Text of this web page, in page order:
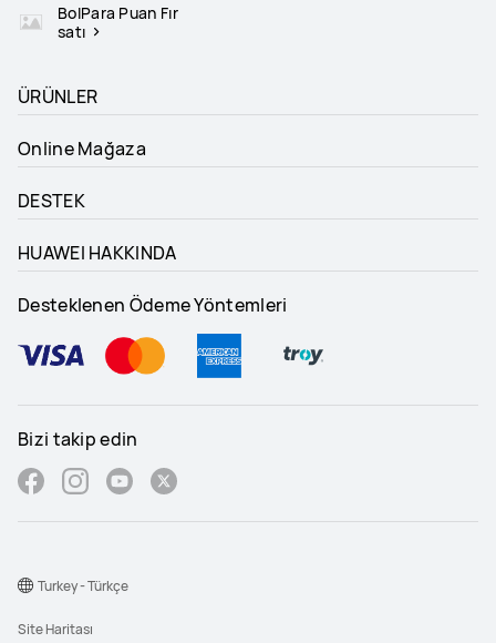
BolPara Puan Fır
satı
ÜRÜNLER
Online Mağaza
DESTEK
HUAWEI HAKKINDA
Desteklenen Ödeme Yöntemleri
Bizi takip edin
Site Haritası
Turkey - Türkçe